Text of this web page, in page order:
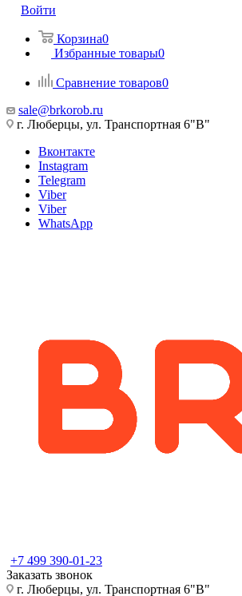
Войти
Корзина0
Избранные товары0
Сравнение товаров0
sale@brkorob.ru
г. Люберцы, ул. Транспортная 6"В"
Вконтакте
Instagram
Telegram
Viber
Viber
WhatsApp
+7 499 390-01-23
Заказать звонок
г. Люберцы, ул. Транспортная 6"В"